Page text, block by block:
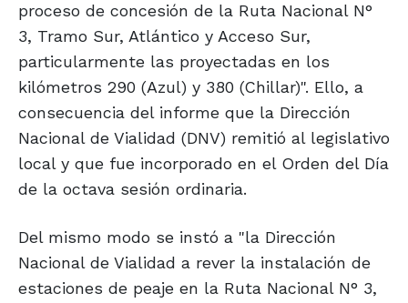
proceso de concesión de la Ruta Nacional N°
3, Tramo Sur, Atlántico y Acceso Sur,
particularmente las proyectadas en los
kilómetros 290 (Azul) y 380 (Chillar)". Ello, a
consecuencia del informe que la Dirección
Nacional de Vialidad (DNV) remitió al legislativo
local y que fue incorporado en el Orden del Día
de la octava sesión ordinaria.
Del mismo modo se instó a "la Dirección
Nacional de Vialidad a rever la instalación de
estaciones de peaje en la Ruta Nacional N° 3,